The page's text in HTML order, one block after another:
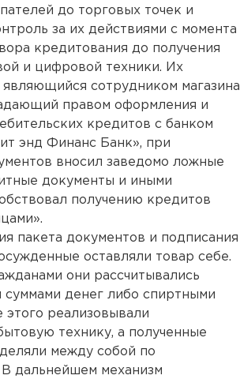
до торговых точек и
за их действиями с момента
кредитования до получения
и цифровой техники. Их
сотрудником магазина
правом оформления и
кредитов с банком
энд Финанс Банк», при
вносил заведомо ложные
документы и иными
получению кредитов
пакета документов и подписания
оставляли товар себе.
они рассчитывались
суммами денег либо спиртными
этого реализовывали
технику, а полученные
между собой по
дальнейшем механизм